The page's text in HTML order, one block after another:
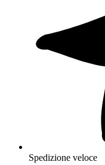
Spedizione veloce